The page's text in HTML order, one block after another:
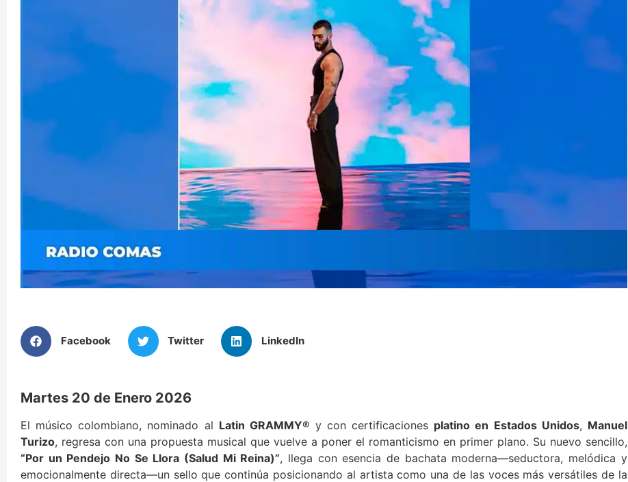
Facebook Twitter LinkedIn
Martes 20 de Enero 2026
El músico colombiano, nominado al Latin GRAMMY® y con certificaciones platino en Estados Unidos, Manuel
Turizo, regresa con una propuesta musical que vuelve a poner el romanticismo en primer plano. Su nuevo sencillo,
“Por un Pendejo No Se Llora (Salud Mi Reina)”, llega con esencia de bachata moderna—seductora, melódica y
emocionalmente directa—un sello que continúa posicionando al artista como una de las voces más versátiles de la